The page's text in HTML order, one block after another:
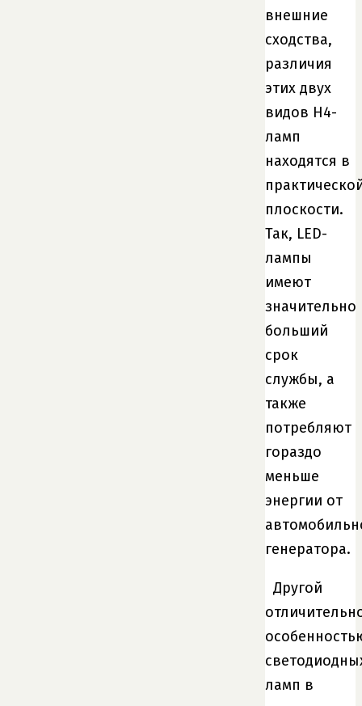
внешние
сходства,
различия
этих двух
видов H4-
ламп
находятся в
плоскости.
Так, LED-
лампы
имеют
значительно
больший
срок
службы, а
также
потребляют
гораздо
меньше
энергии от
генератора.
Другой
ламп в